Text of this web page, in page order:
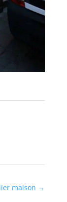
maison →